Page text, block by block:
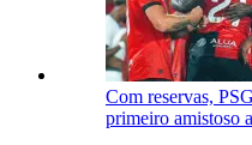
Com reservas,
primeiro amistoso